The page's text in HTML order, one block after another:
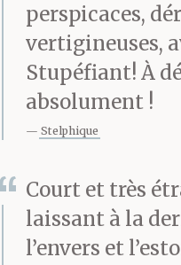
perspicaces,
vertigineuses,
Stupéfiant! À
absolument !
Stelphique
Court et très
laissant à la
l’envers et